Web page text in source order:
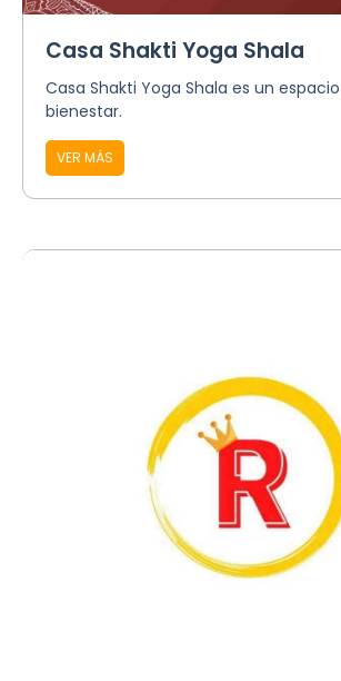
Casa Shakti Yoga Shala
Casa Shakti Yoga Shala es un
bienestar.
VER MÁS